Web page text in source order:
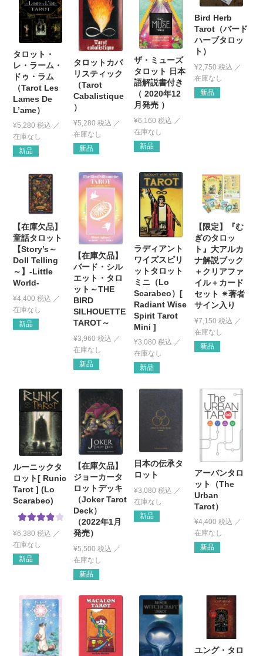
タロット・
レ・ラーム・
ドゥ・ラム
（Tarot Les
Lames De
L’ame）
¥5,280 税込
新品
タロットカバ
リスティック
（Tarot
Cabalistique
）
¥5,280 税込
新品
ザ・ミューズ
タロット 日本
語解説書付き
（ 2020年12
月発売 ）
¥6,160 税込
新品
Bird Herb
Tarot（バード
ハーブタロッ
ト）
¥2,750 税込
新品
【在庫欠品】
童話タロット
【Story’s～
Doll Telling
～】-Little
World-
¥4,400 税込
新品
【在庫欠品】
バード・シル
エット・タロ
ット～THE
BIRD
SILHOUETTE
TAROT～
¥3,960 税込
新品
ラディアント
ワイズスピリ
ットタロット
ミニ（Lo
Scarabeo）[
Radiant Wise
Spirit Tarot
Mini ]
¥3,080 税込
新品
【限定】『む
ぎのタロッ
ト』大アルカ
ナ解説ブック
＋クリアファ
イル＋カード
セット ✴︎著者
サイン入り
¥7,150 税込
新品
ルーニックタ
ロット[ Runic
Tarot ] (Lo
Scarabeo)
5段階中
4.00の評
価
¥6,380 税込
新品
【在庫欠品】
ジョーカータ
ロットデッキ
（Joker Tarot
Deck）
（2022年1月
発売）
¥5,500 税込
新品
日本の伝承タ
ロット
¥3,080 税込
新品
アーバンタロ
ット（The
Urban
Tarot）
¥4,400 税込
新品
ユング・タロ